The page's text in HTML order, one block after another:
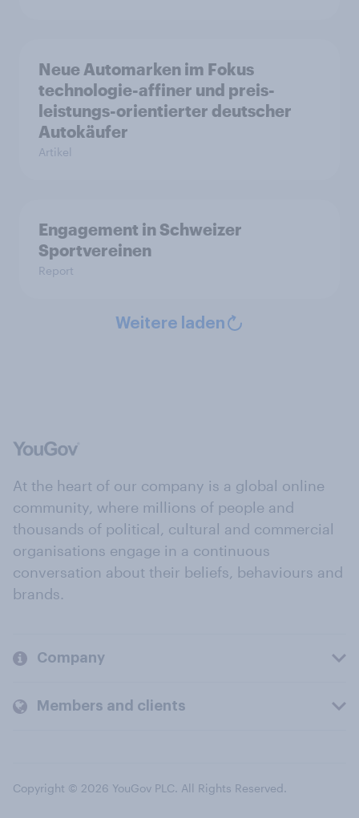
Neue Automarken im Fokus
technologie-affiner und preis-
leistungs-orientierter deutscher
Autokäufer
Artikel
Engagement in Schweizer
Sportvereinen
Report
Weitere laden
At the heart of our company is a global online
community, where millions of people and
thousands of political, cultural and commercial
organisations engage in a continuous
conversation about their beliefs, behaviours and
brands.
Company
Members and clients
Copyright © 2026 YouGov PLC. All Rights Reserved.